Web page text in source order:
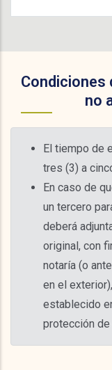
no
El tiempo de
tres (3) a
En caso de
un tercero
deberá
original, con
notaría (o
en el
establecido
protección